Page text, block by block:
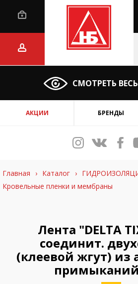
СМОТРЕТЬ
АКЦИИ БРЕНДЫ
Главная › Каталог ›
Кровельные пленки и мембраны
Лента "DELTA
соединит.
(клеевой жгут) из